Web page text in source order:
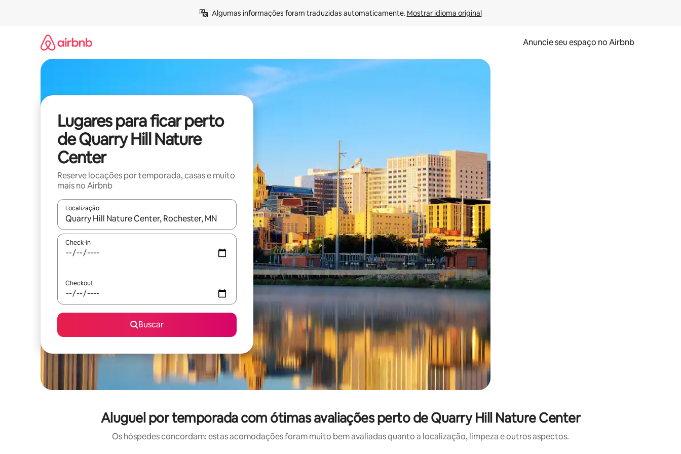
Algumas informações foram traduzidas automaticamente. Mostrar idioma original
Anuncie seu espaço no Airbnb
Lugares para ficar perto
de Quarry Hill Nature
Center
Reserve locações por temporada, casas e muito
mais no Airbnb
Localização
Quando os resultados estiverem disponíveis, explore-os usando as seta para cima e para baixo do teclado ou tocando e deslizando o dedo na tela.
Check-in
Checkout
Buscar
Aluguel por temporada com ótimas avaliações perto de Quarry Hill Nature Center
Os hóspedes concordam: estas acomodações foram muito bem avaliadas quanto a localização, limpeza e outros aspectos.